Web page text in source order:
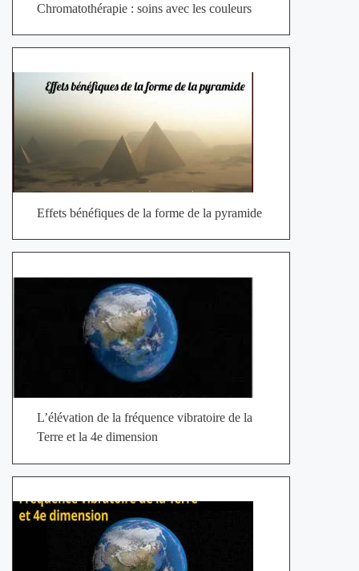
Chromatothérapie : soins avec les couleurs
Effets bénéfiques de la forme de la pyramide
L’élévation de la fréquence vibratoire de la
Terre et la 4e dimension